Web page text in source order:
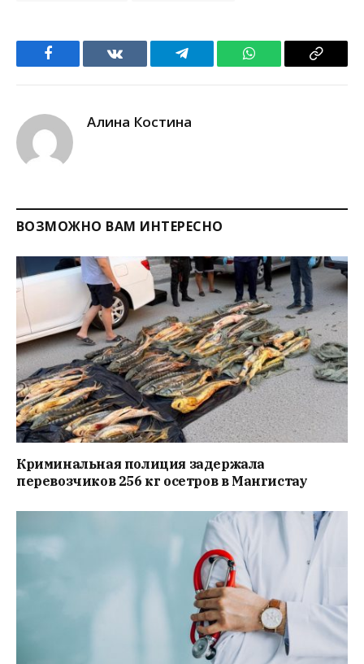
Facebook VKontakteTelegram WhatsApp Copy
Алина Костина
ВОЗМОЖНО ВАМ ИНТЕРЕСНО
Криминальная полиция задержала
перевозчиков 256 кг осетров в Мангистау